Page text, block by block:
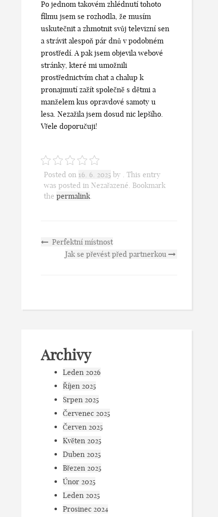
Po jednom takovém zhlédnutí tohoto
filmu jsem se rozhodla, že musím
uskutečnit a zhmotnit svůj televizní sen
a strávit alespoň pár dnů v podobném
prostředí. A pak jsem objevila webové
stránky, které mi umožnili
prostřednictvím chat a chalup k
pronajmutí zažít společně s dětmi a
manželem kus opravdové samoty u
lesa. Nezažila jsem dosud nic lepšího.
Vřele doporučuji!
Posted on 16. 6. 2025 by
. This entry
was posted in Nezařazené. Bookmark
the permalink
Perfektní místnost
Jak se převést před partnerkou
Archivy
Leden 2026
Říjen 2025
Srpen 2025
Červenec 2025
Červen 2025
Květen 2025
Duben 2025
Březen 2025
Únor 2025
Leden 2025
Prosinec 2024